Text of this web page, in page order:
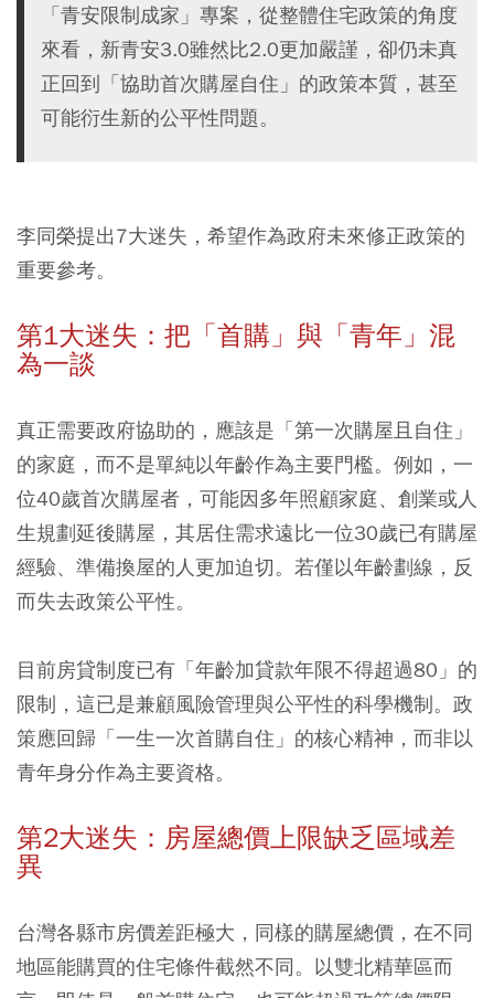
「青安限制成家」專案，從整體住宅政策的角度
來看，新青安3.0雖然比2.0更加嚴謹，卻仍未真
正回到「協助首次購屋自住」的政策本質，甚至
可能衍生新的公平性問題。
李同榮提出7大迷失，希望作為政府未來修正政策的
重要參考。
第1大迷失：把「首購」與「青年」混
為一談
真正需要政府協助的，應該是「第一次購屋且自住」
的家庭，而不是單純以年齡作為主要門檻。例如，一
位40歲首次購屋者，可能因多年照顧家庭、創業或人
生規劃延後購屋，其居住需求遠比一位30歲已有購屋
經驗、準備換屋的人更加迫切。若僅以年齡劃線，反
而失去政策公平性。
目前房貸制度已有「年齡加貸款年限不得超過80」的
限制，這已是兼顧風險管理與公平性的科學機制。政
策應回歸「一生一次首購自住」的核心精神，而非以
青年身分作為主要資格。
第2大迷失：房屋總價上限缺乏區域差
異
台灣各縣市房價差距極大，同樣的購屋總價，在不同
地區能購買的住宅條件截然不同。以雙北精華區而